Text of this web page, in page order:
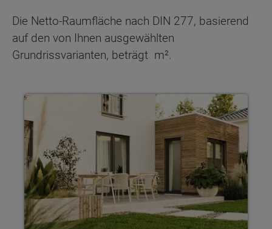
Die Netto-Raumfläche nach DIN 277, basierend
auf den von Ihnen ausgewählten
Grundrissvarianten, beträgt m².
Haus individuell planen Mit Town & Country Haus gestaltest